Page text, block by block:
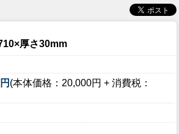
厚さ30mm
(本体価格：20,000円 + 消費税：